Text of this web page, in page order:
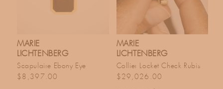
MARIE
LICHTENBERG
Scapulaire Ebony Eye
Prix habituel
$8,397.00
MARIE
LICHTENBERG
Collier Locket Check Rubis
Prix habituel
$29,026.00